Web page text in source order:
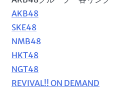
AKB48
SKE48
NMB48
HKT48
NGT48
REVIVAL!! ON DEMAND